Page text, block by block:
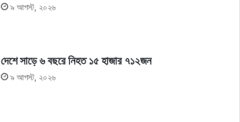
৯ আগস্ট, ২০২৬
দেশে সাড়ে ৬ বছরে নিহত ১৫ হাজার ৭১২জন
৯ আগস্ট, ২০২৬